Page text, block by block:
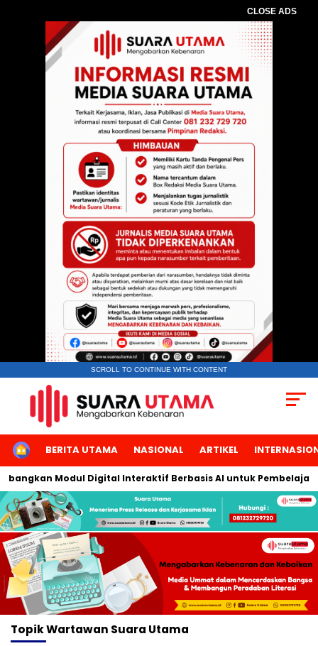
CLOSE ADS
SCROLL TO CONTINUE WITH CONTENT
HOMEBERITA UTAMA NASIONAL ARTIKEL
Modul Digital Interaktif Berbasis AI untuk
TopikWartawan Suara Utama